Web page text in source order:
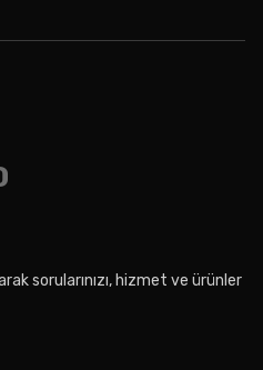
sorularınızı, hizmet ve ürünler